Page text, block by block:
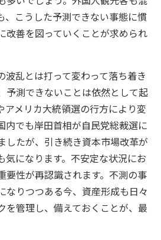
、こうした予測できない事態に慣
改善を図っていくことが求められ
波乱とは打って変わって落ち着き
予測できないことは依然として起
アメリカ大統領選の行方により変
内でも岸田首相が自民党総裁選に
したが、引き続き資本市場改革が
気になります。不安定な状況にお
要性が再認識されます。不測の事
なりつつある今、資産形成も日々
を管理し、備えておくことが、最